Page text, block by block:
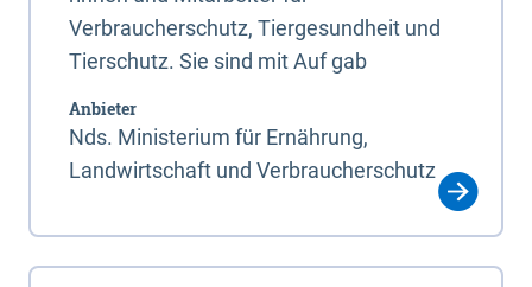
Verbraucherschutz, Tiergesundheit und
Tierschutz. Sie sind mit Auf gab
Anbieter
Nds. Ministerium für Ernährung,
Landwirtschaft und Verbraucherschutz